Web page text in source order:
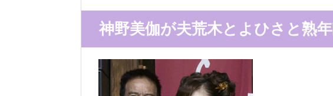
神野美伽が夫荒木とよひさと熟